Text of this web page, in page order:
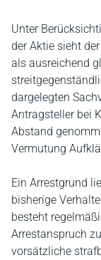
Unter
der Aktie sieht
als ausreichend
dargelegten
Antragsteller bei
Abstand
Vermutung
Ein Arrestgrund
bisherige
besteht
Arrestanspruch
vorsätzliche